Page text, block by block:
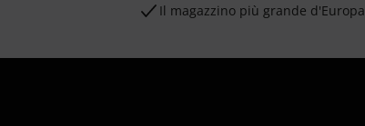
Il magazzino più grande d'Europa